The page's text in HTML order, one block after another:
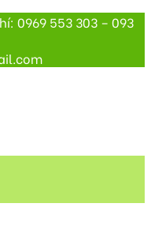
0969 553 303 – 093